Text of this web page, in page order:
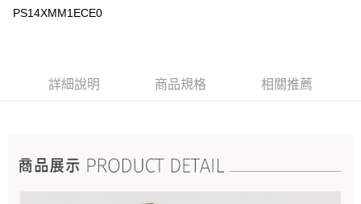
PS14XMM1ECE0
詳細說明 商品規格 相關推薦